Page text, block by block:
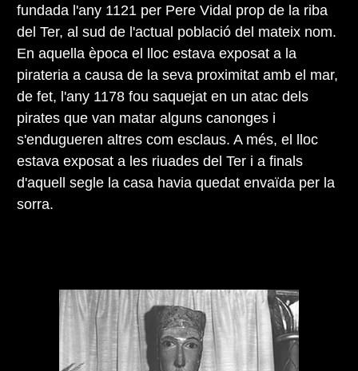
fundada l'any 1121 per Pere Vidal prop de la riba
del Ter, al sud de l'actual població del mateix nom.
En aquella època el lloc estava exposat a la
pirateria a causa de la seva proximitat amb el mar,
de fet, l'any 1178 fou saquejat en un atac dels
pirates que van matar alguns canonges i
s'endugueren altres com esclaus. A més, el lloc
estava exposat a les riuades del Ter i a finals
d'aquell segle la casa havia quedat envaïda per la
sorra.